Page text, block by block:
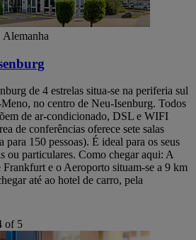
de 4 estrelas situa-se na periferia sul
no centro de Neu-Isenburg. Todos
de ar-condicionado, DSL e WIFI
de conferências oferece sete salas
para 150 pessoas). É ideal para os seus
ou particulares. Como chegar aqui: A
Frankfurt e o Aeroporto situam-se a 9 km
até ao hotel de carro, pela
of 5